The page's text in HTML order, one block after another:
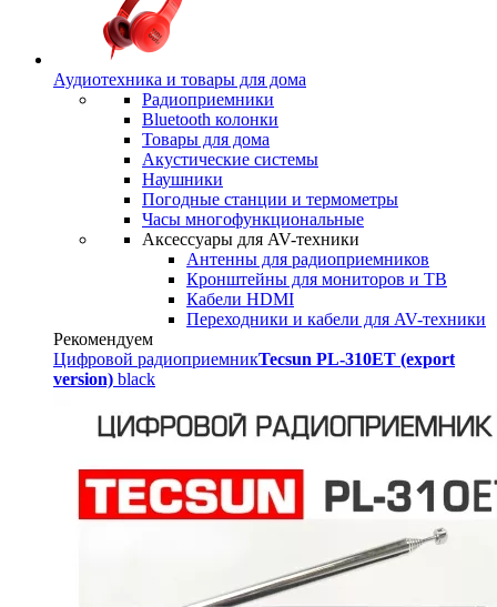
Аудиотехника и товары для дома
Радиоприемники
Bluetooth колонки
Товары для дома
Акустические системы
Наушники
Погодные станции и термометры
Часы многофункциональные
Аксессуары для AV-техники
Антенны для радиоприемников
Кронштейны для мониторов и ТВ
Кабели HDMI
Переходники и кабели для AV-техники
Рекомендуем
Цифровой радиоприемникTecsun PL-310ET (export
version) black